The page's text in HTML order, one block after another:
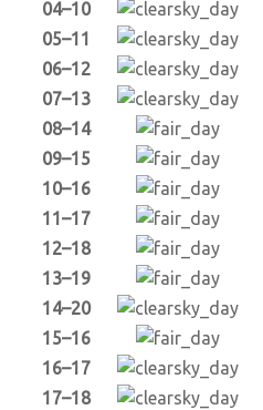
04–10
05–11
06–12
07–13
08–14
09–15
10–16
11–17
12–18
13–19
14–20
15–16
16–17
17–18